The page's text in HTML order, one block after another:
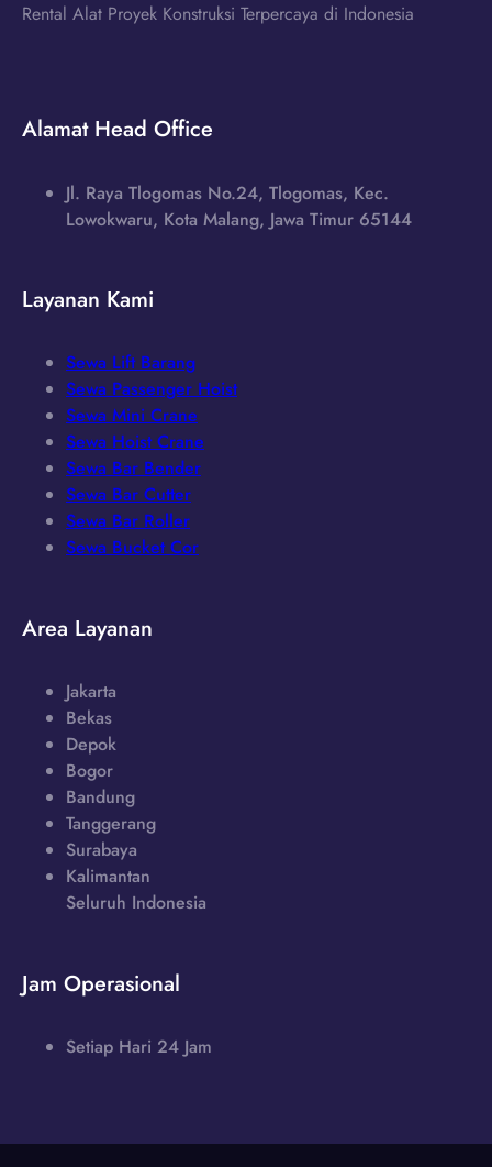
Rental Alat Proyek Konstruksi Terpercaya di Indonesia
Alamat Head Office
Jl. Raya Tlogomas No.24, Tlogomas, Kec.
Lowokwaru, Kota Malang, Jawa Timur 65144
Layanan Kami
Sewa Lift Barang
Sewa Passenger Hoist
Sewa Mini Crane
Sewa Hoist Crane
Sewa Bar Bender
Sewa Bar Cutter
Sewa Bar Roller
Sewa Bucket Cor
Area Layanan
Jakarta
Bekas
Depok
Bogor
Bandung
Tanggerang
Surabaya
Kalimantan
Seluruh Indonesia
Jam Operasional
Setiap Hari 24 Jam